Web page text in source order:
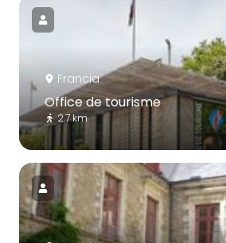
Francia
Office de tourisme
2.7 km